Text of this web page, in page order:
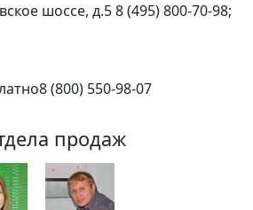
шоссе, д.58 (495) 800-70-98;
8 (800) 550-98-07
продаж